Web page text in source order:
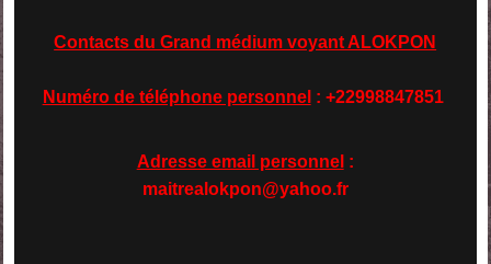
Contacts du Grand médium voyant ALOKPON
Numéro de téléphone personnel : +22998847851
Adresse email personnel :
maitrealokpon@yahoo.fr